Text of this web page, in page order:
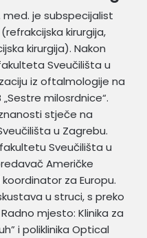
med. je subspecijalist
kirurgija,
kirurgija). Nakon
Sveučilišta u
iz oftalmologije na
milosrdnice“.
stječe na
u Zagrebu.
Sveučilišta u
Američke
za Europu.
u struci, s preko
mjesto: Klinika za
i poliklinika Optical